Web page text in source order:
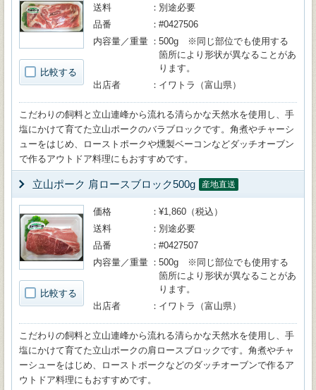
比較する
送料
別途必要
品番
#0427506
内容量／重量
500g ※同じ部位でも使用する
箇所により形状が異なることがあ
ります。
出店者
イワトラ（富山県）
こだわりの飼料と立山連峰から流れる清らかな天然水を使用し、手
塩にかけて育てた立山ポークのバラブロックです。角煮やチャーシ
ューをはじめ、ローストポークや燻製ベーコンなどダッチオーブン
で作るアウトドア料理にもおすすめです。
立山ポーク 肩ロースブロック500g 産地直送
比較する
価格
¥1,860（税込）
送料
別途必要
品番
#0427507
内容量／重量
500g ※同じ部位でも使用する
箇所により形状が異なることがあ
ります。
出店者
イワトラ（富山県）
こだわりの飼料と立山連峰から流れる清らかな天然水を使用し、手
塩にかけて育てた立山ポークの肩ロースブロックです。角煮やチャ
ーシューをはじめ、ローストポークなどのダッチオーブンで作るア
ウトドア料理にもおすすめです。